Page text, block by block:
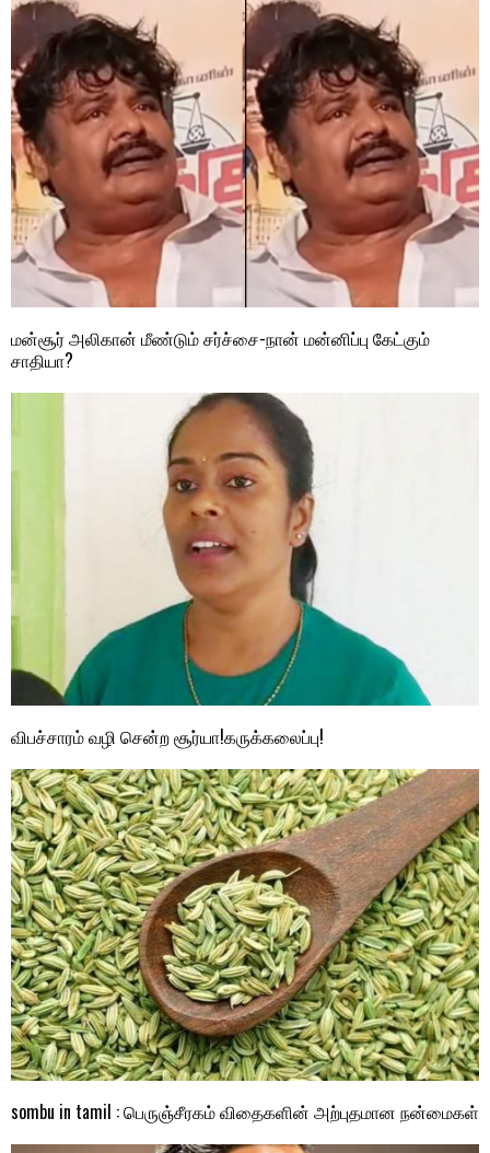
மன்சூர் அலிகான் மீண்டும் சர்ச்சை-நான் மன்னிப்பு கேட்கும்
சாதியா?
விபச்சாரம் வழி சென்ற சூர்யா!கருக்கலைப்பு!
sombu in tamil : பெருஞ்சீரகம் விதைகளின் அற்புதமான நன்மைகள்